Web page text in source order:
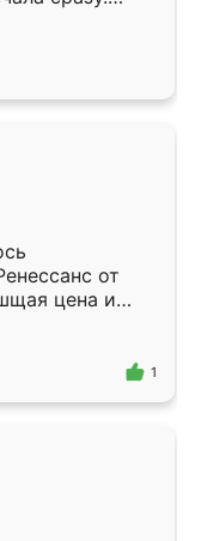
подошёл к
Собрали
даже
от
цена и
Приехавший
самый
1